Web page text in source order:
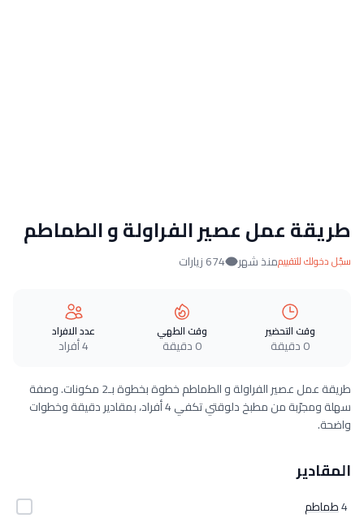
طريقة عمل عصير الفراولة و الطماطم
سجّل دخولك للتقييممنذ شهر 674 زيارات
وقت التحضير
0 دقيقة
وقت الطهي
0 دقيقة
عدد الافراد
4 أفراد
طريقة عمل عصير الفراولة و الطماطم خطوة بخطوة بـ2 مكونات. وصفة
سهلة ومجرّبة من مطبخ دلوقتي تكفي 4 أفراد، بمقادير دقيقة وخطوات
واضحة.
المقادير
4طماطم